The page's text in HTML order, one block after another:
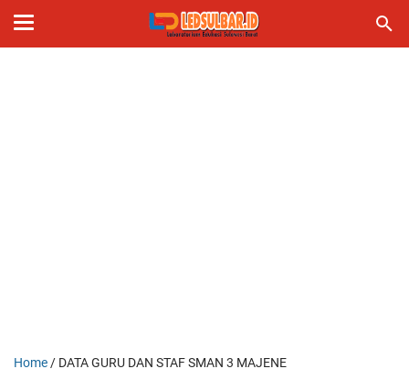
Home / DATA GURU DAN STAF SMAN 3 MAJENE